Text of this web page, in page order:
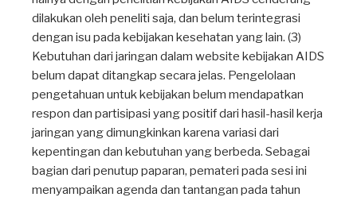
dilakukan oleh peneliti saja, dan belum terintegrasi
dengan isu pada kebijakan kesehatan yang lain. (3)
Kebutuhan dari jaringan dalam website kebijakan AIDS
belum dapat ditangkap secara jelas. Pengelolaan
pengetahuan untuk kebijakan belum mendapatkan
respon dan partisipasi yang positif dari hasil-hasil kerja
jaringan yang dimungkinkan karena variasi dari
kepentingan dan kebutuhan yang berbeda. Sebagai
bagian dari penutup paparan, pemateri pada sesi ini
menyampaikan agenda dan tantangan pada tahun